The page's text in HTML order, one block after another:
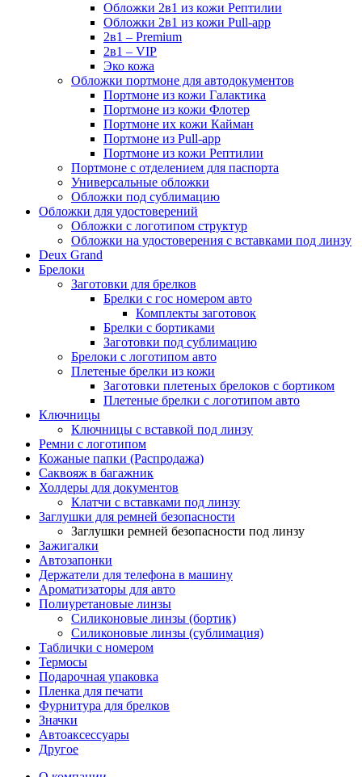
Обложки 2в1 из кожи Рептилии
Обложки 2в1 из кожи Pull-app
2в1 – Premium
2в1 – VIP
Эко кожа
Обложки портмоне для автодокументов
Портмоне из кожи Галактика
Портмоне из кожи Флотер
Портмоне их кожи Кайман
Портмоне из Pull-app
Портмоне из кожи Рептилии
Портмоне с отделением для паспорта
Универсальные обложки
Обложки под сублимацию
Обложки для удостоверений
Обложки с логотипом структур
Обложки на удостоверения с вставками под линзу
Deux Grand
Брелоки
Заготовки для брелков
Брелки с гос номером авто
Комплекты заготовок
Брелки с бортиками
Заготовки под сублимацию
Брелоки с логотипом авто
Плетеные брелки из кожи
Заготовки плетеных брелоков с бортиком
Плетеные брелки с логотипом авто
Ключницы
Ключницы с вставкой под линзу
Ремни с логотипом
Кожаные папки (Распродажа)
Саквояж в багажник
Холдеры для документов
Клатчи с вставками под линзу
Заглушки для ремней безопасности
Заглушки ремней безопасности под линзу
Зажигалки
Автозапонки
Держатели для телефона в машину
Ароматизаторы для авто
Полиуретановые линзы
Силиконовые линзы (бортик)
Силиконовые линзы (сублимация)
Таблички с номером
Термосы
Подарочная упаковка
Пленка для печати
Фурнитура для брелков
Значки
Автоаксессуары
Другое